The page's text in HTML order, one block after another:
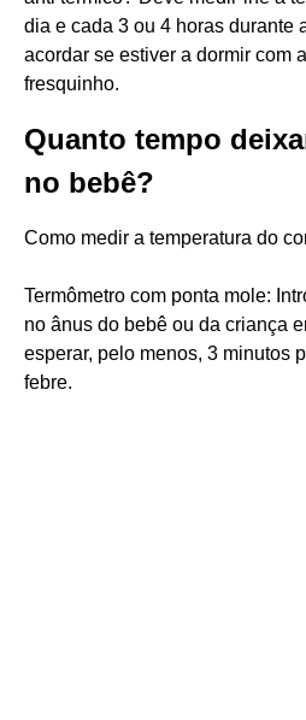
dia e cada 3 ou 4 horas durante
acordar se estiver a dormir com
fresquinho.
Quanto tempo
no bebê?
Como medir a temperatura do
Termômetro com ponta mole:
no ânus do bebê ou da criança
esperar, pelo menos, 3 minutos
febre.